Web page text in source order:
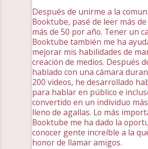
Después de unirme a la
Booktube, pasé de leer más
más de 50 por año. Tener un
Booktube también me ha
mejorar mis habilidades de
creación de medios. Después
hablado con una cámara
200 videos, he desarrollado
para hablar en público e
convertido en un individuo
lleno de agallas. Lo más
Booktube me ha dado la
conocer gente increíble a la
honor de llamar amigos.